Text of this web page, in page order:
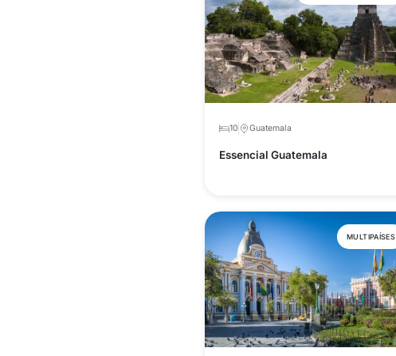
10 Guatemala
Essencial Guatemala
MULTIPAÍSES